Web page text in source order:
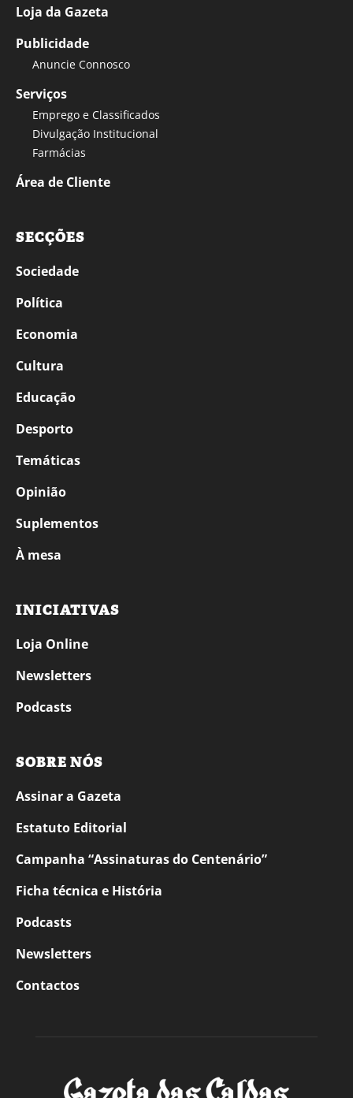
Loja da Gazeta
Publicidade
Anuncie Connosco
Serviços
Emprego e Classificados
Divulgação Institucional
Farmácias
Área de Cliente
SECÇÕES
Sociedade
Política
Economia
Cultura
Educação
Desporto
Temáticas
Opinião
Suplementos
À mesa
INICIATIVAS
Loja Online
Newsletters
Podcasts
SOBRE NÓS
Assinar a Gazeta
Estatuto Editorial
Campanha “Assinaturas do Centenário”
Ficha técnica e História
Podcasts
Newsletters
Contactos